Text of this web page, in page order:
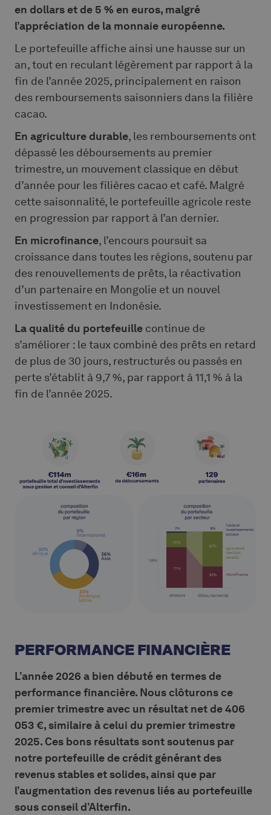
en dollars et de 5 % en euros, malgré
l’appréciation de la monnaie européenne.
Le portefeuille affiche ainsi une hausse sur un
an, tout en reculant légèrement par rapport à la
fin de l’année 2025, principalement en raison
des remboursements saisonniers dans la filière
cacao.
En agriculture durable, les remboursements ont
dépassé les déboursements au premier
trimestre, un mouvement classique en début
d’année pour les filières cacao et café. Malgré
cette saisonnalité, le portefeuille agricole reste
en progression par rapport à l’an dernier.
En microfinance, l’encours poursuit sa
croissance dans toutes les régions, soutenu par
des renouvellements de prêts, la réactivation
d’un partenaire en Mongolie et un nouvel
investissement en Indonésie.
La qualité du portefeuille continue de
s’améliorer : le taux combiné des prêts en retard
de plus de 30 jours, restructurés ou passés en
perte s’établit à 9,7 %, par rapport à 11,1 % à la
fin de l’année 2025.
PERFORMANCE FINANCIÈRE
L’année 2026 a bien débuté en termes de
performance financière. Nous clôturons ce
premier trimestre avec un résultat net de 406
053 €, similaire à celui du premier trimestre
2025. Ces bons résultats sont soutenus par
notre portefeuille de crédit générant des
revenus stables et solides, ainsi que par
l’augmentation des revenus liés au portefeuille
sous conseil d’Alterfin.